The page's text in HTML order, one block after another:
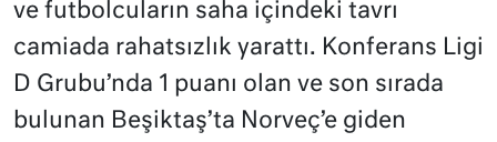
ve futbolcuların saha içindeki tavrı
camiada rahatsızlık yarattı. Konferans Ligi
D Grubu’nda 1 puanı olan ve son sırada
bulunan Beşiktaş’ta Norveç’e giden